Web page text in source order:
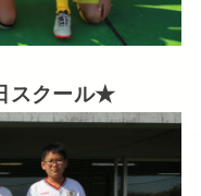
スクール★